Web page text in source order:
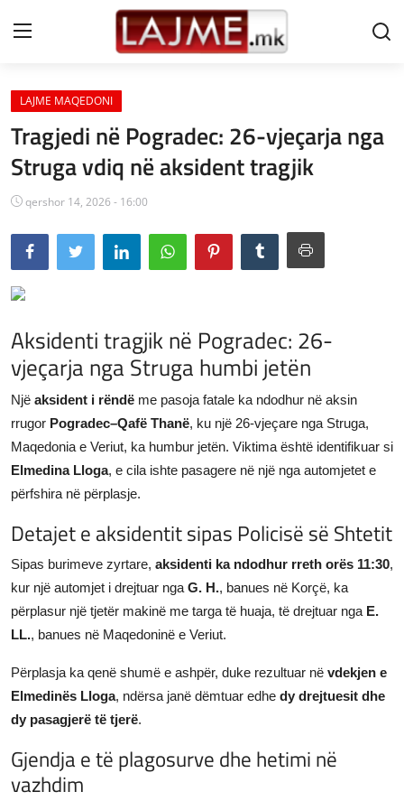
Shtëpi
LAJME MAQEDONI
SHQIPERI
KOSOVA
LAJME NGA BOTA
SPORT
SHENDETI
JETA
Gallery
LAJME MAQEDONI
Tragjedi në Pogradec: 26-vjeçarja nga
Struga vdiq në aksident tragjik
qershor 14, 2026 - 16:00
Aksidenti tragjik në Pogradec: 26-
vjeçarja nga Struga humbi jetën
Një aksident i rëndë me pasoja fatale ka ndodhur në aksin
rrugor Pogradec–Qafë Thanë, ku një 26-vjeçare nga Struga,
Maqedonia e Veriut, ka humbur jetën. Viktima është identifikuar si
Elmedina Lloga, e cila ishte pasagere në një nga automjetet e
përfshira në përplasje.
Detajet e aksidentit sipas Policisë së Shtetit
Sipas burimeve zyrtare, aksidenti ka ndodhur rreth orës 11:30,
kur një automjet i drejtuar nga G. H., banues në Korçë, ka
përplasur një tjetër makinë me targa të huaja, të drejtuar nga E.
LL., banues në Maqedoninë e Veriut.
Përplasja ka qenë shumë e ashpër, duke rezultuar në vdekjen e
Elmedinës Lloga, ndërsa janë dëmtuar edhe dy drejtuesit dhe
dy pasagjerë të tjerë.
Gjendja e të plagosurve dhe hetimi në
vazhdim